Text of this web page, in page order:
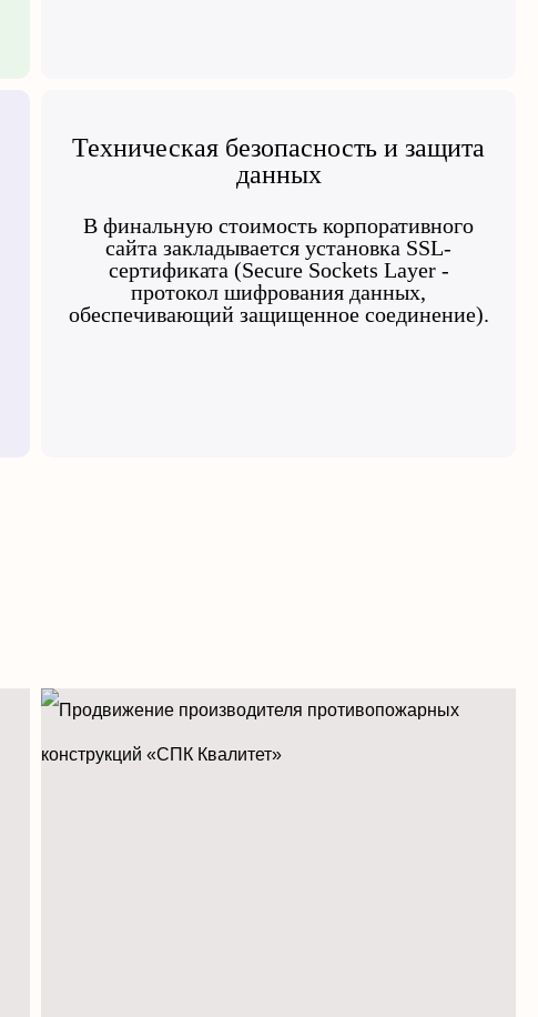
Техническая безопасность и защита
данных
В финальную стоимость корпоративного
сайта закладывается установка SSL-
сертификата (Secure Sockets Layer -
протокол шифрования данных,
обеспечивающий защищенное соединение).